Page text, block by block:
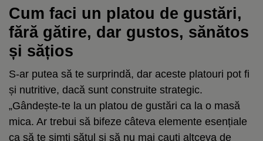
Cum faci un platou de gustări,
fără gătire, dar gustos, sănătos
și sățios
S-ar putea să te surprindă, dar aceste platouri pot fi
și nutritive, dacă sunt construite strategic.
„Gândește-te la un platou de gustări ca la o masă
mica. Ar trebui să bifeze câteva elemente esențiale
ca să te simți sătul și să nu mai cauți altceva de